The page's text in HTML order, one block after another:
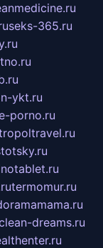
seks-365.ru
ykt.ru
porno.ru
termomur.ru
dreams.ru